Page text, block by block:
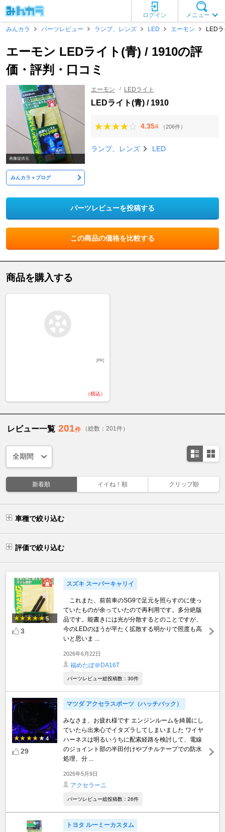
メニュー
ログイン
みんカラ
パーツレビュー ランプ、レンズ LED エーモン LED
エーモン LEDライト(青) / 1910の評
価・評判・口コミ
画像提供元
みんカラ＋ブログ
エーモン LEDライト
LEDライト(青) / 1910
4.35点 （206件）
ランプ、レンズ LED
パーツレビューを投稿する
この商品の価格を比較する
商品を購入する
[PR]
（税込）
レビュー一覧 201件 （総数：201件）
新着順 イイね！順 クリップ順
車種で絞り込む
評価で絞り込む
5
3
スズキ スーパーキャリイ
これまた、前前車のSG9で足元を照らすのに使っ
ていたものが余っていたので再利用です。多分絶版
品です。能書きには光が分散するとのことですが、
今のLEDのほうが平たく拡散する明かりで照度も高
いと思いま ...
2026年6月22日
福めたぼ＠DA16T
パーツレビュー総投稿数：30件
4
29
マツダ アクセラスポーツ（ハッチバック）
みなさま、お疲れ様です エンジンルームを綺麗にし
ていたら出来心でイタズラしてしまいました ワイヤ
ハーネスは明るいうちに配索経路を検討して、電線
のジョイント部の半田付けやブチルテープでの防水
処理、分 ...
2026年5月9日
アクセラーニ
パーツレビュー総投稿数：26件
トヨタ ルーミーカスタム